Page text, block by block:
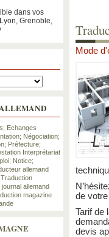
dans vos
Grenoble,
Echanges
Négociation;
Préfecture;
Interprétariat
Notice;
allemand
Traduction
allemand
magazine
Mode
de
Tarif de
devis